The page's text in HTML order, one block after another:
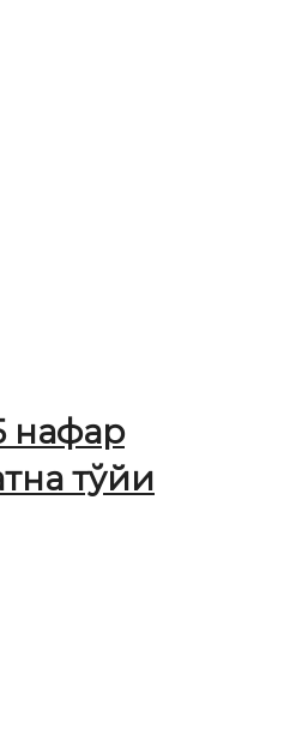
нафар
тўйи